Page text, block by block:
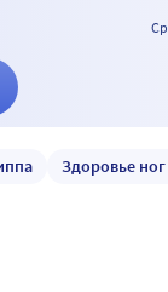
Здоровье ног